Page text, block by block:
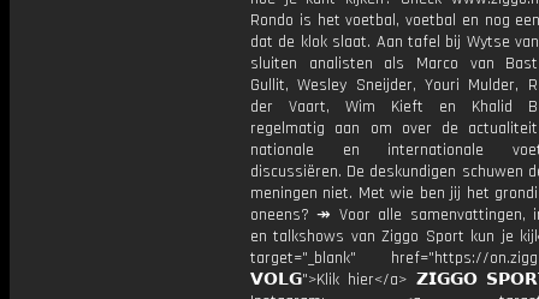
Rondo is het voetbal, voetbal en nog
dat de klok slaat. Aan tafel bij Wytse
sluiten analisten als Marco van
Gullit, Wesley Sneijder, Youri Mulder,
der Vaart, Wim Kieft en Khalid
regelmatig aan om over de
nationale en internationale
discussiëren. De deskundigen schuwen
meningen niet. Met wie ben jij het
oneens? ↠ Voor alle samenvattingen,
en talkshows van Ziggo Sport kun je
target="_blank" href="https://
𝗩𝗢𝗟𝗚">Klik hier</a> 𝗭𝗜𝗚𝗚𝗢